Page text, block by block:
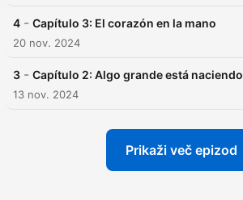
4 - Capítulo 3: El corazón en la mano
20 nov. 2024
3 - Capítulo 2: Algo grande está naciendo
13 nov. 2024
Prikaži več epizod